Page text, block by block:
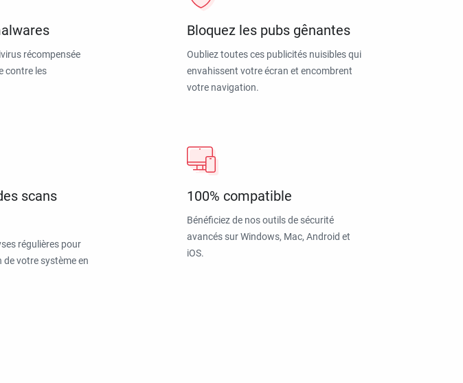
récompensée
contre les
Bloquez les pubs gênantes
Oubliez toutes ces publicités nuisibles qui
envahissent votre écran et encombrent
votre navigation.
scans
régulières pour
votre système en
100% compatible
Bénéficiez de nos outils de sécurité
avancés sur Windows, Mac, Android et
iOS.